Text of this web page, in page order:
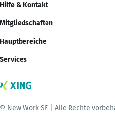
Hilfe & Kontakt
Mitgliedschaften
Hauptbereiche
Services
© New Work SE | Alle Rechte